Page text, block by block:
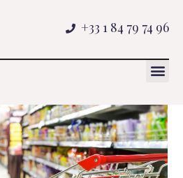
+33 1 84 79 74 96